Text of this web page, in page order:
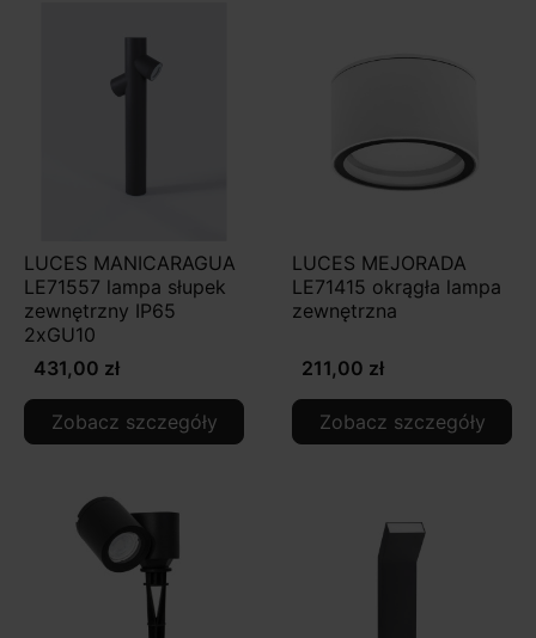
LUCES MANICARAGUA
LE71557 lampa słupek
zewnętrzny IP65
2xGU10
431,00 zł
Zobacz szczegóły
LUCES MEJORADA
LE71415 okrągła lampa
zewnętrzna
211,00 zł
Zobacz szczegóły